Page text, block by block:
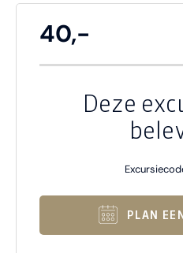
40,-
Deze
PLAN